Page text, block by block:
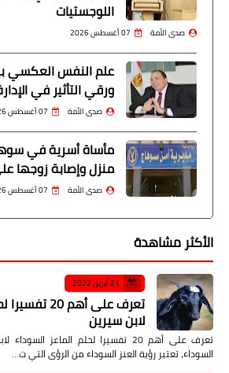
اللوجستيات
صدى الأمة 07 أغسطس 2026
علم النفس العكسي
ورقي التأثير في
صدى الأمة 07 أغسطس 2026
مأساة أسرية في
منزل وإصابة زوجها
صدى الأمة 07 أغسطس 2026
الأكثر مشاهدة
21 أبريل 2022
تعرف على أهم
لابن سيرين
تعرف على أهم 20 تفسيرا لحلم الماعز
السوداء، تعتبر رؤية العنز السوداء من الرؤى التي ت…